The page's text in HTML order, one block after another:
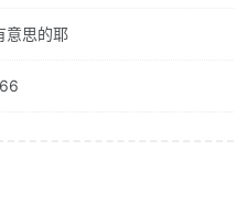
意思的耶